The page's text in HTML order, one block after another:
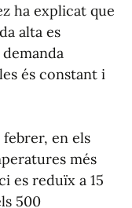
ha explicat que
alta es
és constant i
en els
més
es reduïx a 15
500